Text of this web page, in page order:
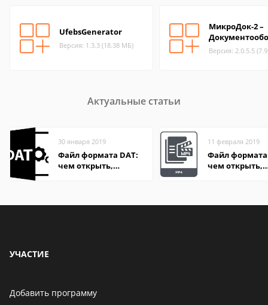
UfebsGenerator
Версия: 1.3.3 (18.38 МБ)
МикроДок-2 –
Версия: 2.0.5.5
Актуальные статьи
30 января 2019
Файл формата DAT:
чем открыть,
11 февраля 2019
Файл формата
чем открыть,
УЧАСТИЕ
Добавить программу